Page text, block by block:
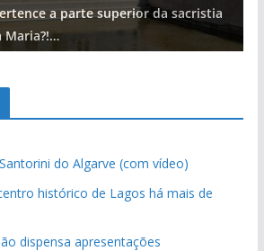
a parte superior da sacristia
Maria?!…
do Algarve (com vídeo)
histórico de Lagos há mais de
dispensa apresentações